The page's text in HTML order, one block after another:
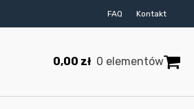
FAQ Kontakt
0,00 zł 0 elementów